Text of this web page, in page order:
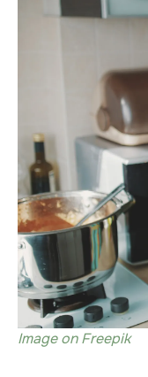
Image on Freepik